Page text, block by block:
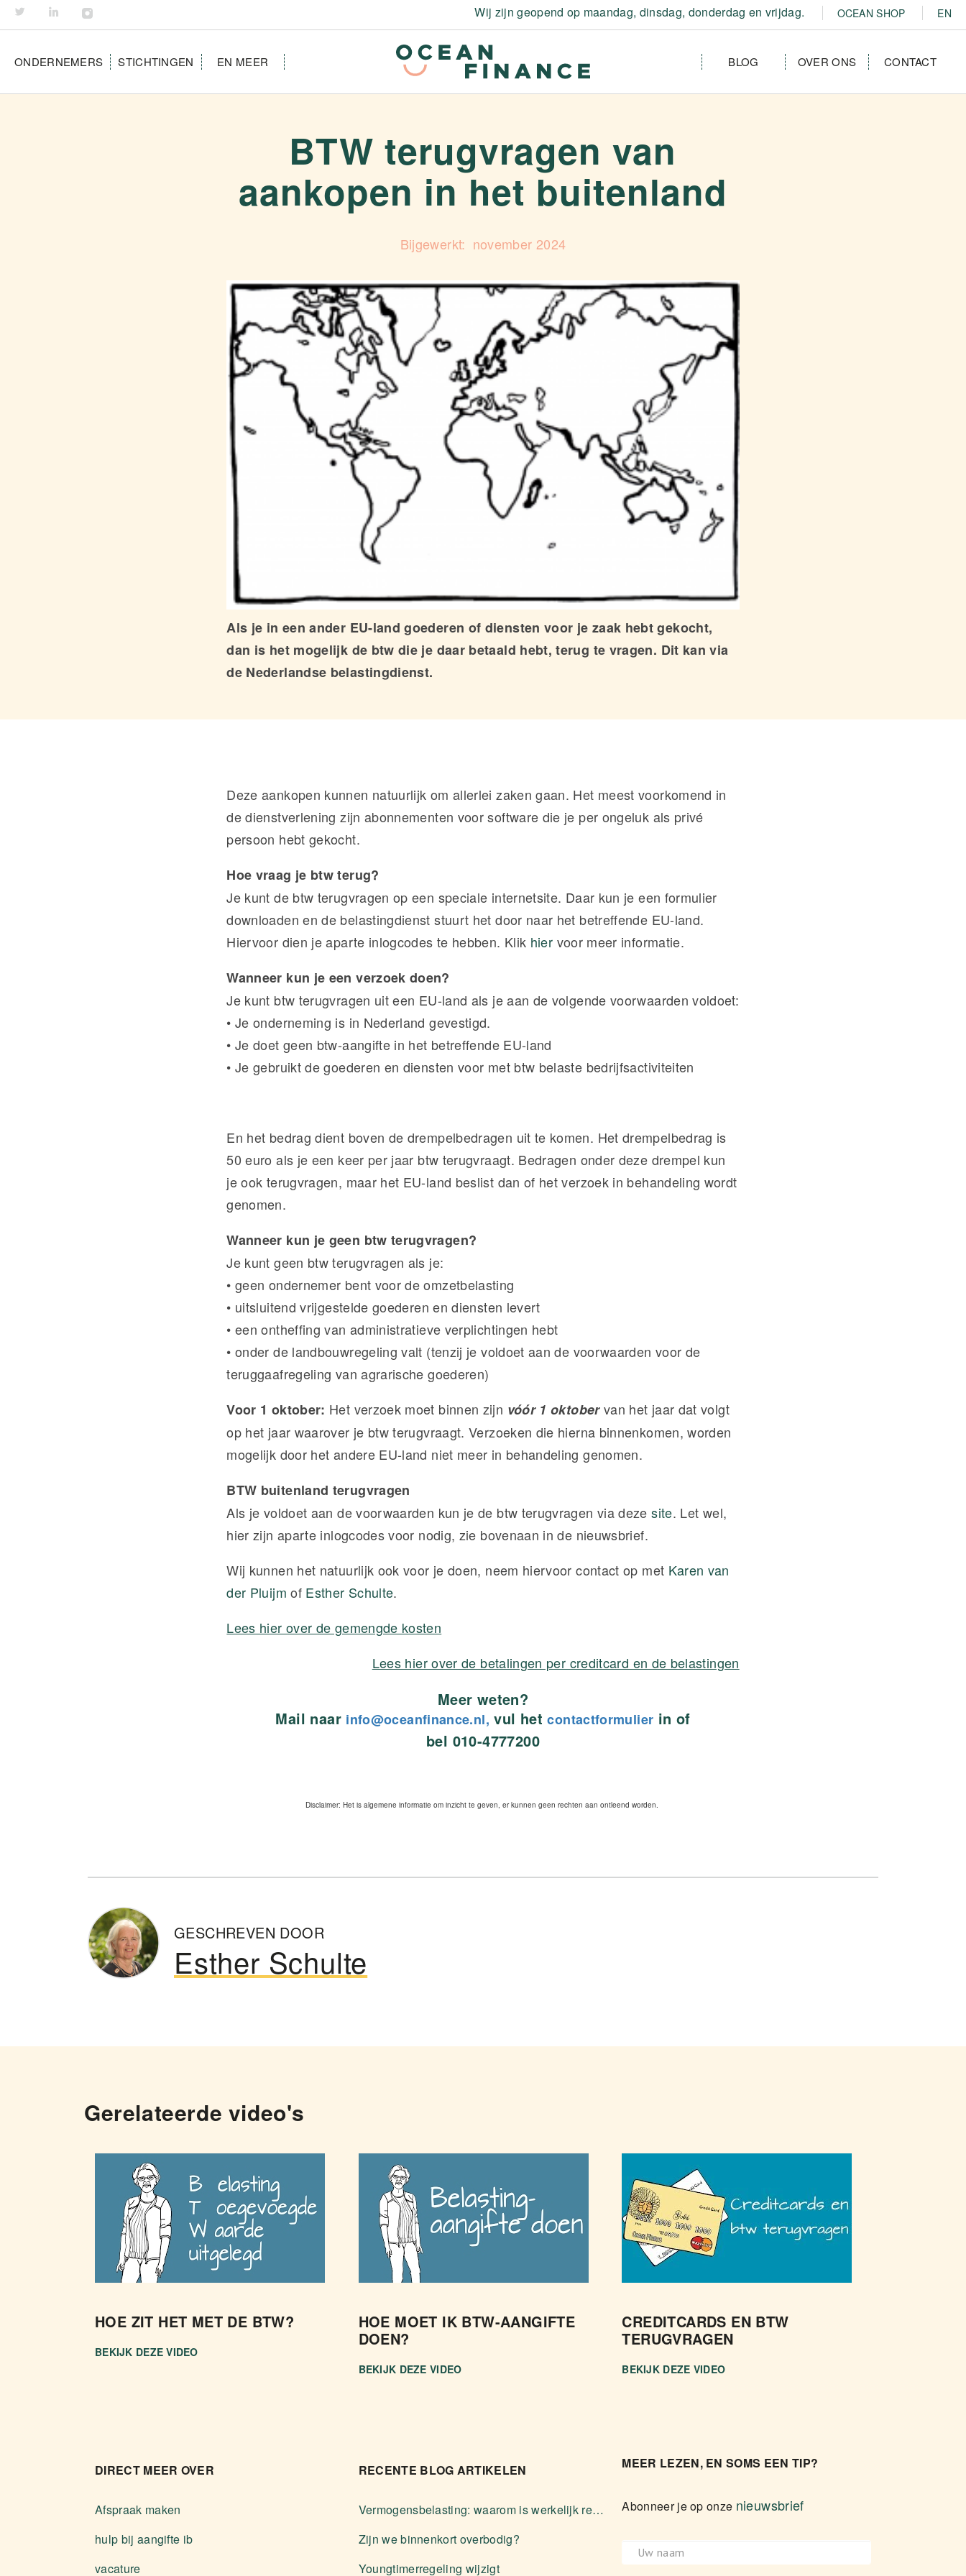
OCEAN SHOP EN
Wij zijn geopend op maandag, dinsdag, donderdag en vrijdag.
ONDERNEMERS STICHTINGEN EN MEER BLOG OVER ONS CONTACT
BTW terugvragen van
aankopen in het buitenland
november 2024
Als je in een ander EU-land goederen of diensten voor je zaak hebt gekocht,
dan is het mogelijk de btw die je daar betaald hebt, terug te vragen. Dit kan via
de Nederlandse belastingdienst.
Deze aankopen kunnen natuurlijk om allerlei zaken gaan. Het meest voorkomend in
de dienstverlening zijn abonnementen voor software die je per ongeluk als privé
persoon hebt gekocht.
Hoe vraag je btw terug?
Je kunt de btw terugvragen op een speciale internetsite. Daar kun je een formulier
downloaden en de belastingdienst stuurt het door naar het betreffende EU-land.
Hiervoor dien je aparte inlogcodes te hebben. Klik hier voor meer informatie.
Wanneer kun je een verzoek doen?
Je kunt btw terugvragen uit een EU-land als je aan de volgende voorwaarden voldoet:
• Je onderneming is in Nederland gevestigd.
• Je doet geen btw-aangifte in het betreffende EU-land
• Je gebruikt de goederen en diensten voor met btw belaste bedrijfsactiviteiten
En het bedrag dient boven de drempelbedragen uit te komen. Het drempelbedrag is
50 euro als je een keer per jaar btw terugvraagt. Bedragen onder deze drempel kun
je ook terugvragen, maar het EU-land beslist dan of het verzoek in behandeling wordt
genomen.
Wanneer kun je geen btw terugvragen?
Je kunt geen btw terugvragen als je:
• geen ondernemer bent voor de omzetbelasting
• uitsluitend vrijgestelde goederen en diensten levert
• een ontheffing van administratieve verplichtingen hebt
• onder de landbouwregeling valt (tenzij je voldoet aan de voorwaarden voor de
teruggaafregeling van agrarische goederen)
Voor 1 oktober: Het verzoek moet binnen zijn vóór 1 oktobervan het jaar dat volgt
op het jaar waarover je btw terugvraagt. Verzoeken die hierna binnenkomen, worden
mogelijk door het andere EU-land niet meer in behandeling genomen.
BTW buitenland terugvragen
Als je voldoet aan de voorwaarden kun je de btw terugvragen via dezesite. Let wel,
hier zijn aparte inlogcodes voor nodig, zie bovenaan in de nieuwsbrief.
Wij kunnen het natuurlijk ook voor je doen, neem hiervoor contact op met Karen van
der Pluijm of Esther Schulte.
Lees hier over de gemengde kosten
Lees hier over de betalingen per creditcard en de belastingen
Meer weten?
Mail naar info@oceanfinance.nl, vul hetcontactformulier in of
bel 010-4777200
Disclaimer: Het is algemene informatie om inzicht te geven, er kunnen geen rechten aan ontleend worden.
GESCHREVEN DOOR
Esther Schulte
Gerelateerde video's
HOE ZIT HET MET DE BTW?
BEKIJK DEZE VIDEO
HOE MOET IK BTW-AANGIFTE
DOEN?
BEKIJK DEZE VIDEO
CREDITCARDS EN BTW
TERUGVRAGEN
BEKIJK DEZE VIDEO
DIRECT MEER OVER
Afspraak maken
hulp bij aangifte ib
vacature
RECENTE BLOG ARTIKELEN
Vermogensbelasting: waarom is werkelijk rendement zelden voordeliger?
Zijn we binnenkort overbodig?
Youngtimerregeling wijzigt
MEER LEZEN, EN SOMS EEN TIP?
Abonneer je op onze nieuwsbrief